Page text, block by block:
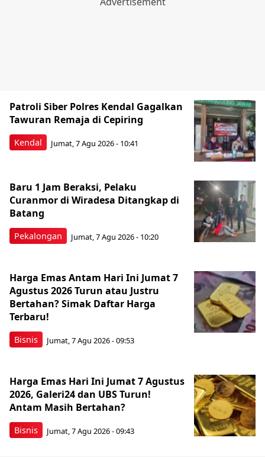
Kendal
Patroli Siber Polres Kendal Gagalkan
Tawuran Remaja di Cepiring
Jumat, 7 Agu 2026 - 10:41
Pekalongan
Baru 1 Jam Beraksi, Pelaku
Curanmor di Wiradesa Ditangkap di
Batang
Jumat, 7 Agu 2026 - 10:20
Bisnis
Harga Emas Antam Hari Ini Jumat 7
Agustus 2026 Turun atau Justru
Bertahan? Simak Daftar Harga
Terbaru!
Jumat, 7 Agu 2026 - 09:53
Bisnis
Harga Emas Hari Ini Jumat 7 Agustus
2026, Galeri24 dan UBS Turun!
Antam Masih Bertahan?
Jumat, 7 Agu 2026 - 09:43